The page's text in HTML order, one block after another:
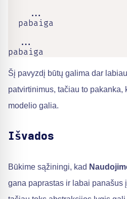
    ...
  pabaiga
  ...
pabaiga
Šį pavyzdį būtų galima dar
patvirtinimus, tačiau to pakanka,
modelio galia.
Išvados
Būkime sąžiningi, kad
gana paprastas ir labai panašus